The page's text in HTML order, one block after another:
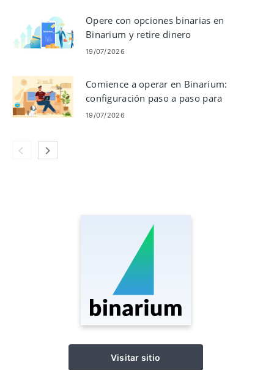
Opere con opciones binarias en
Binarium y retire dinero
19/07/2026
Comience a operar en Binarium:
configuración paso a paso para
principiantes
19/07/2026
Visitar sitio